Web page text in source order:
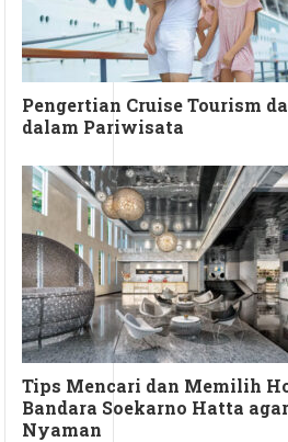
Pengertian Cruise Tourism
dalam Pariwisata
Tips Mencari dan Memilih
Bandara Soekarno Hatta
Nyaman